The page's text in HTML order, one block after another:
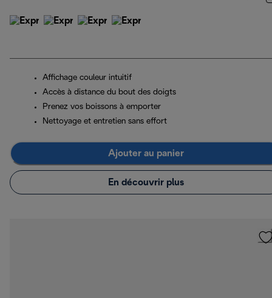
Affichage couleur intuitif
Accès à distance du bout des doigts
Prenez vos boissons à emporter
Nettoyage et entretien sans effort
Ajouter au panier
En découvrir plus